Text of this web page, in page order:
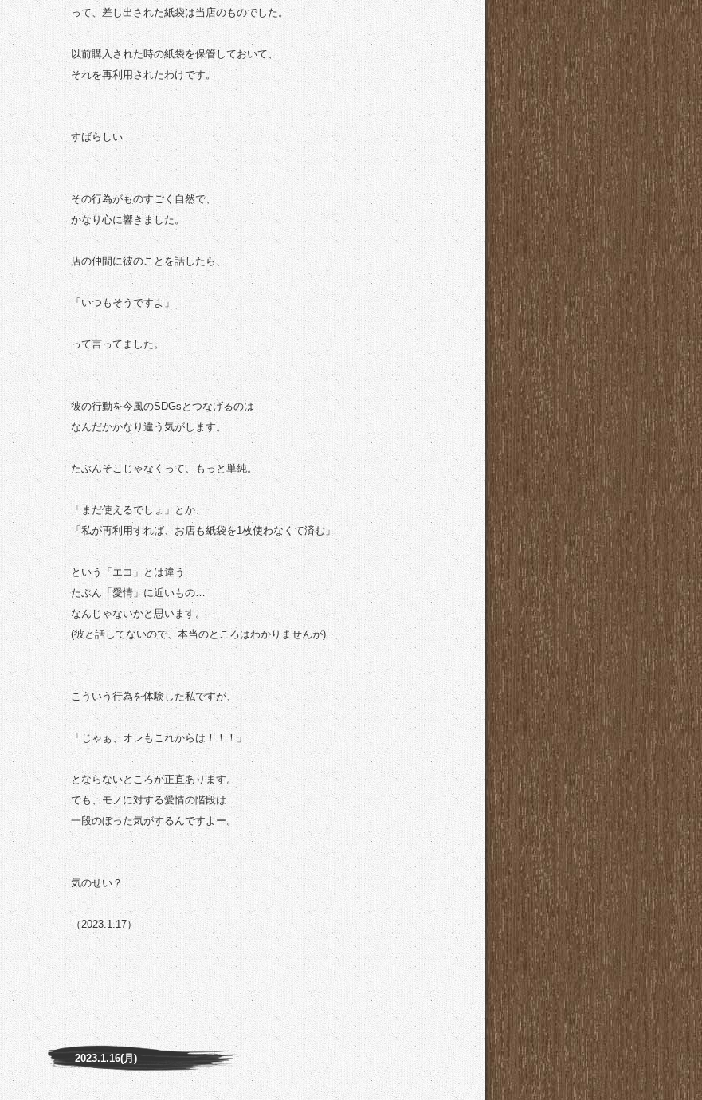
って、差し出された紙袋は当店のものでした。
以前購入された時の紙袋を保管しておいて、
それを再利用されたわけです。
すばらしい
その行為がものすごく自然で、
かなり心に響きました。
店の仲間に彼のことを話したら、
「いつもそうですよ」
って言ってました。
彼の行動を今風のSDGsとつなげるのは
なんだかかなり違う気がします。
たぶんそこじゃなくって、もっと単純。
「まだ使えるでしょ」とか、
「私が再利用すれば、お店も紙袋を1枚使わなくて済む」
という「エコ」とは違う
たぶん「愛情」に近いもの…
なんじゃないかと思います。
(彼と話してないので、本当のところはわかりませんが)
こういう行為を体験した私ですが、
「じゃぁ、オレもこれからは！！！」
とならないところが正直あります。
でも、モノに対する愛情の階段は
一段のぼった気がするんですよー。
気のせい？
（2023.1.17）
2023.1.16(月)